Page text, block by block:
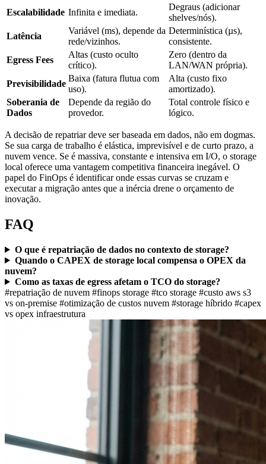
Escalabilidade Infinita e imediata.
Degraus (adicionar
shelves/nós).
Latência
Variável (ms), depende da
rede/vizinhos.
Determinística (µs),
consistente.
Egress Fees
Altas (custo oculto
crítico).
Zero (dentro da
LAN/WAN própria).
Previsibilidade
Baixa (fatura flutua com
uso).
Alta (custo fixo
amortizado).
Soberania de
Dados
Depende da região do
provedor.
Total controle físico e
lógico.
A decisão de repatriar deve ser baseada em dados, não em dogmas.
Se sua carga de trabalho é elástica, imprevisível e de curto prazo, a
nuvem vence. Se é massiva, constante e intensiva em I/O, o storage
local oferece uma vantagem competitiva financeira inegável. O
papel do FinOps é identificar onde essas curvas se cruzam e
executar a migração antes que a inércia drene o orçamento de
inovação.
FAQ
O que é repatriação de dados no contexto de storage?
Quando o CAPEX de storage local compensa o OPEX da
nuvem?
Como as taxas de egress afetam o TCO do storage?
#repatriação de nuvem #finops storage #tco storage #custo aws s3
vs on-premise #otimização de custos nuvem #storage híbrido #capex
vs opex infraestrutura